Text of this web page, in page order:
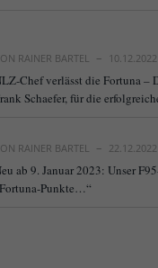
RAINER BARTEL 10.12.2022
Chef verlässt die Fortuna –
Schaefer, für die
RAINER BARTEL 22.12.2022
ab 9. Januar 2023: Unser
Punkte…“